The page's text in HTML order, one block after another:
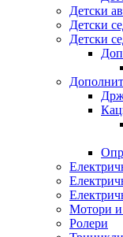
Детски
Детски
Детски
Мотори и
Ролери